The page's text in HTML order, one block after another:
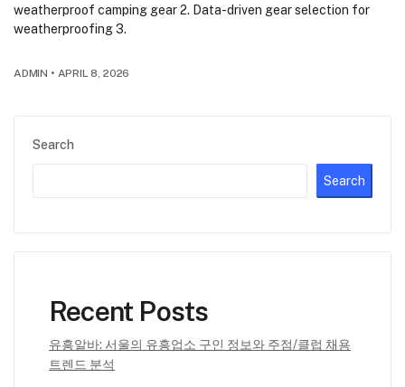
Search
Search
Recent Posts
유흥알바: 서울의 유흥업소 구인 정보와 주점/클럽 채용
트렌드 분석
weatherproof camping gear 2. Data-driven gear selection for
weatherproofing 3.
ADMIN • APRIL 8, 2026